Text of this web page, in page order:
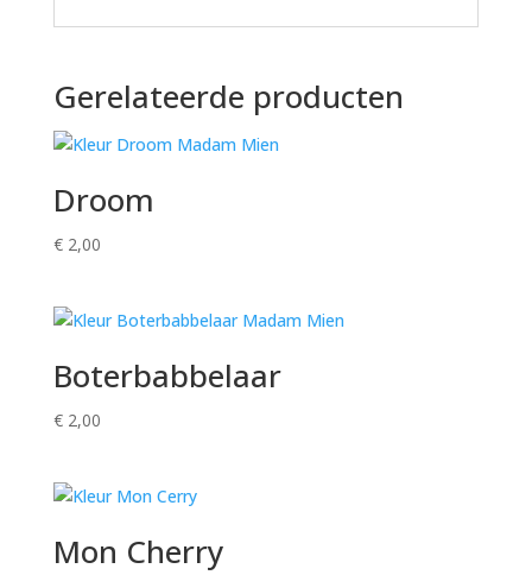
Gerelateerde producten
Droom
€2,00
Boterbabbelaar
€2,00
Mon Cherry